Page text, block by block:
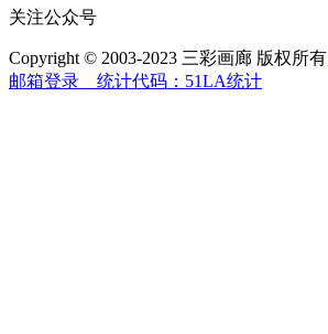
关注公众号
Copyright © 2003-2023 三彩画廊 版权所有
邮箱登录 统计代码：51LA统计